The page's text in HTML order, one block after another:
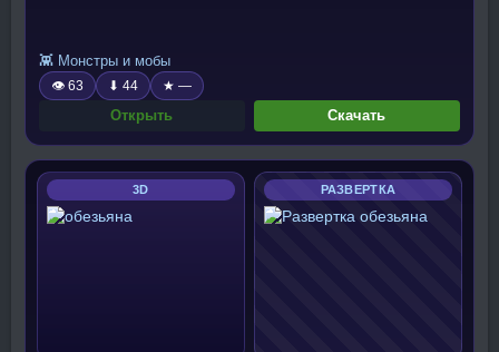
👾 Монстры и мобы
👁 63 ⬇ 44 ★ —
Открыть Скачать
3D РАЗВЕРТКА